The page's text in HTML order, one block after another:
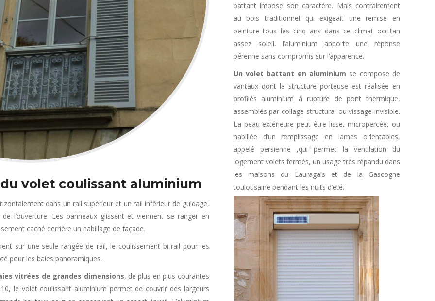
volet coulissant aluminium
dans un rail supérieur et un rail inférieur de guidage,
l’ouverture. Les panneaux glissent et viennent se ranger en
caché derrière un habillage de façade.
sur une seule rangée de rail, le coulissement bi-rail pour les
pour les baies panoramiques.
vitrées de grandes dimensions, de plus en plus courantes
le volet coulissant aluminium permet de couvrir des largeurs
battant impose son caractère. Mais contrairement
au bois traditionnel qui exigeait une remise en
peinture tous les cinq ans dans ce climat occitan
assez soleil, l’aluminium apporte une réponse
pérenne sans compromis sur l’apparence.
Un volet battant en aluminium se compose de
vantaux dont la structure porteuse est réalisée en
profilés aluminium à rupture de pont thermique,
assemblés par collage structural ou vissage invisible.
La peau extérieure peut être lisse, micropercée, ou
habillée d’un remplissage en lames orientables,
appelé persienne ,qui permet la ventilation du
logement volets fermés, un usage très répandu dans
les maisons du Lauragais et de la Gascogne
toulousaine pendant les nuits d’été.